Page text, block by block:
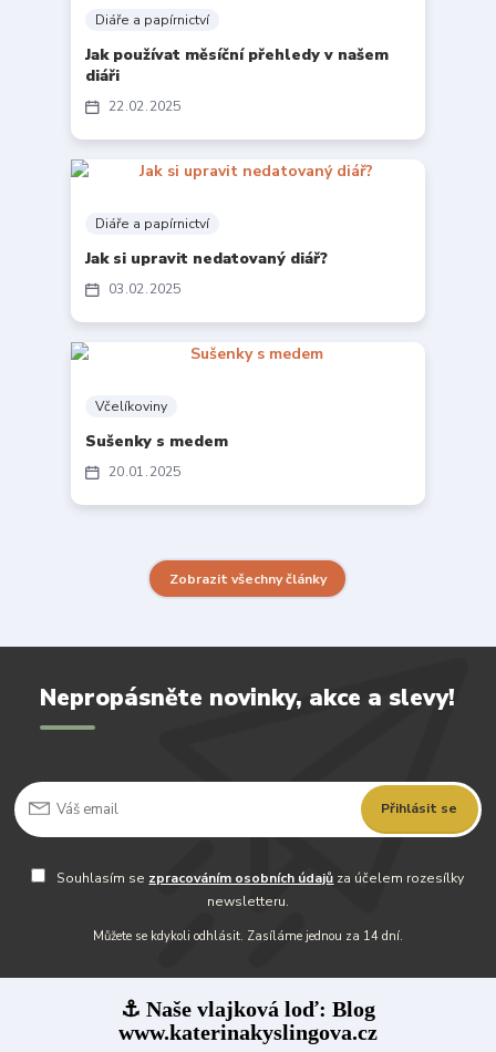
22 02 2025
Diáře a papírnictví
Jak používat měsíční přehledy v našem
diáři
03 02 2025
Diáře a papírnictví
Jak si upravit nedatovaný diář?
20 01 2025
Včelíkoviny
Sušenky s medem
Zobrazit všechny články
Nepropásněte novinky, akce a slevy!
Přihlásit se
Souhlasím se zpracováním osobních údajů za účelem rozesílky
newsletteru.
Můžete se kdykoli odhlásit. Zasíláme jednou za 14 dní.
⚓ Naše vlajková loď: Blog
www.katerinakyslingova.cz